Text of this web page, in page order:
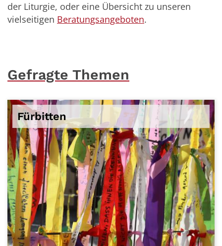
der Liturgie, oder eine Übersicht zu unseren
vielseitigen Beratungsangeboten.
Gefragte Themen
Fürbitten